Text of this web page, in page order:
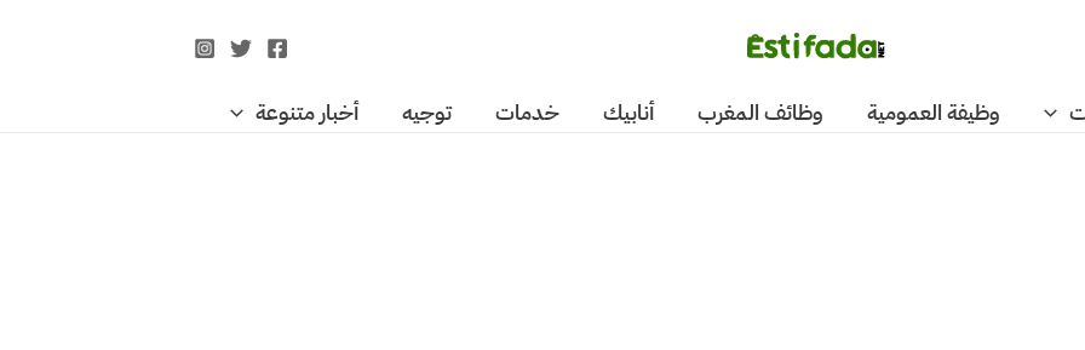
وظيفة العمومية وظائف المغرب أنابيك خدمات توجيه أخبار متنوعة